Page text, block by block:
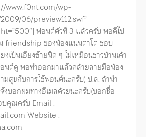
www.f0nt.com/wp-
06/preview112.swf”
ฟอนต์ตัวที่ 3 แล้วครับ พอดีไป
friendship ของน้องแนนตาโต ชอบ
งเป็นเอียงซ้ายนิด ๆ ไม่เหมือนชาวบ้านเค้า
อนต์ดู พอทำออกมาแล้วคล้ายลายมือน้อง
มสุขกับการใช้ฟอนต์นะครับ) ป.ล. ถ้านำ
บอกผมทางอีเมลด้วยนะครับ(บอกชื่อ
คุณครับ Email :
Website :